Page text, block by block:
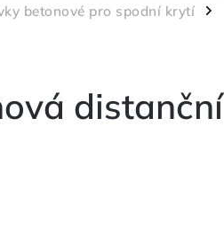
betonové pro spodní krytí
/
distanční